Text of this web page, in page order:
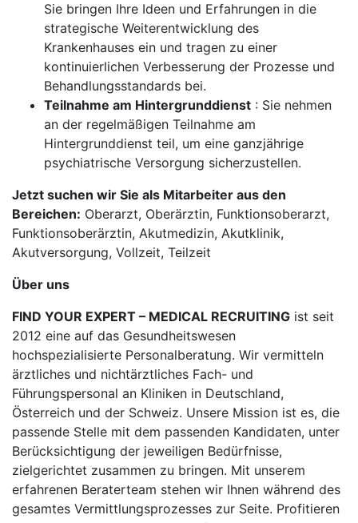
Sie bringen Ihre Ideen und Erfahrungen in die
strategische Weiterentwicklung des
Krankenhauses ein und tragen zu einer
kontinuierlichen Verbesserung der Prozesse und
Behandlungsstandards bei.
Teilnahme am Hintergrunddienst : Sie nehmen
an der regelmäßigen Teilnahme am
Hintergrunddienst teil, um eine ganzjährige
psychiatrische Versorgung sicherzustellen.
Jetzt suchen wir Sie als Mitarbeiter aus den
Bereichen: Oberarzt, Oberärztin, Funktionsoberarzt,
Funktionsoberärztin, Akutmedizin, Akutklinik,
Akutversorgung, Vollzeit, Teilzeit
Über uns
FIND YOUR EXPERT – MEDICAL RECRUITING ist seit
2012 eine auf das Gesundheitswesen
hochspezialisierte Personalberatung. Wir vermitteln
ärztliches und nichtärztliches Fach- und
Führungspersonal an Kliniken in Deutschland,
Österreich und der Schweiz. Unsere Mission ist es, die
passende Stelle mit dem passenden Kandidaten, unter
Berücksichtigung der jeweiligen Bedürfnisse,
zielgerichtet zusammen zu bringen. Mit unserem
erfahrenen Beraterteam stehen wir Ihnen während des
gesamtes Vermittlungsprozesses zur Seite. Profitieren